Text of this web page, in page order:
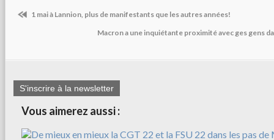
1 mai à Lannion, plus de manifestants que les autres années!
Macron a une inquiétante proximité avec ges gens
S'inscrire à la newsletter
Vous aimerez aussi :